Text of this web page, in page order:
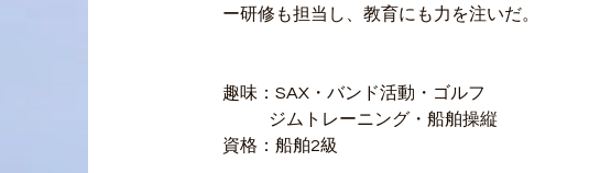
ー研修も担当し、教育にも力を注いだ。
趣味：SAX・バンド活動・ゴルフ
              ジムトレーニング・船舶操縦
資格：船舶2級